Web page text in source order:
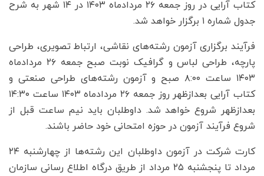
کتاب آرایی در روز جمعه ۲۶ مردادماه ۱۴۰۳ در ۱۴ شهر به شرح
جدول شماره ۱ برگزار خواهد شد.
فرآیند برگزاری آزمون رشته‌های نقاشی، ارتباط تصویری، طراحی
پارچه، طراحی لباس و گرافیک نوبت صبح جمعه ۲۶ مردادماه
۱۴۰۳ ساعت ۸:۰۰ صبح و آزمون رشته‌های طراحی صنعتی و
کتاب آرایی بعدازظهر روز جمعه ۲۶ مردادماه ۱۴۰۳ ساعت ۱۴:۳۰
بعدازظهر شروع خواهد شد. داوطلبان باید نیم ساعت قبل از
شروع فرآیند آزمون در حوزه امتحانی خود حاضر باشند.
کارت شرکت در آزمون داوطلبان این رشته‌ها از چهارشنبه ۲۴
مرداد تا پنجشنبه ۲۵ مرداد از طریق درگاه اطلاع رسانی سازمان